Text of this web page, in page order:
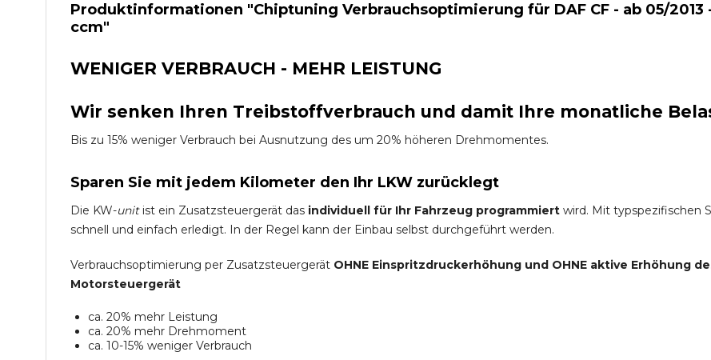
Produktinformationen "Chiptuning Verbrauchsoptimierung für DAF CF - ab 05/2013
ccm"
WENIGER VERBRAUCH - MEHR LEISTUNG
Wir senken Ihren Treibstoffverbrauch und damit Ihre monatliche
Bis zu 15% weniger Verbrauch bei Ausnutzung des um 20% höheren Drehmomentes.
Sparen Sie mit jedem Kilometer den Ihr LKW zurücklegt
Die KW-unitist ein Zusatzsteuergerät das individuell für Ihr Fahrzeug programmiert wird. Mit typspezifischen
schnell und einfach erledigt. In der Regel kann der Einbau selbst durchgeführt werden.
Verbrauchsoptimierung per Zusatzsteuergerät OHNE Einspritzdruckerhöhung und OHNE aktive Erhöhung
Motorsteuergerät
ca. 20% mehr Leistung
ca. 20% mehr Drehmoment
ca. 10-15% weniger Verbrauch